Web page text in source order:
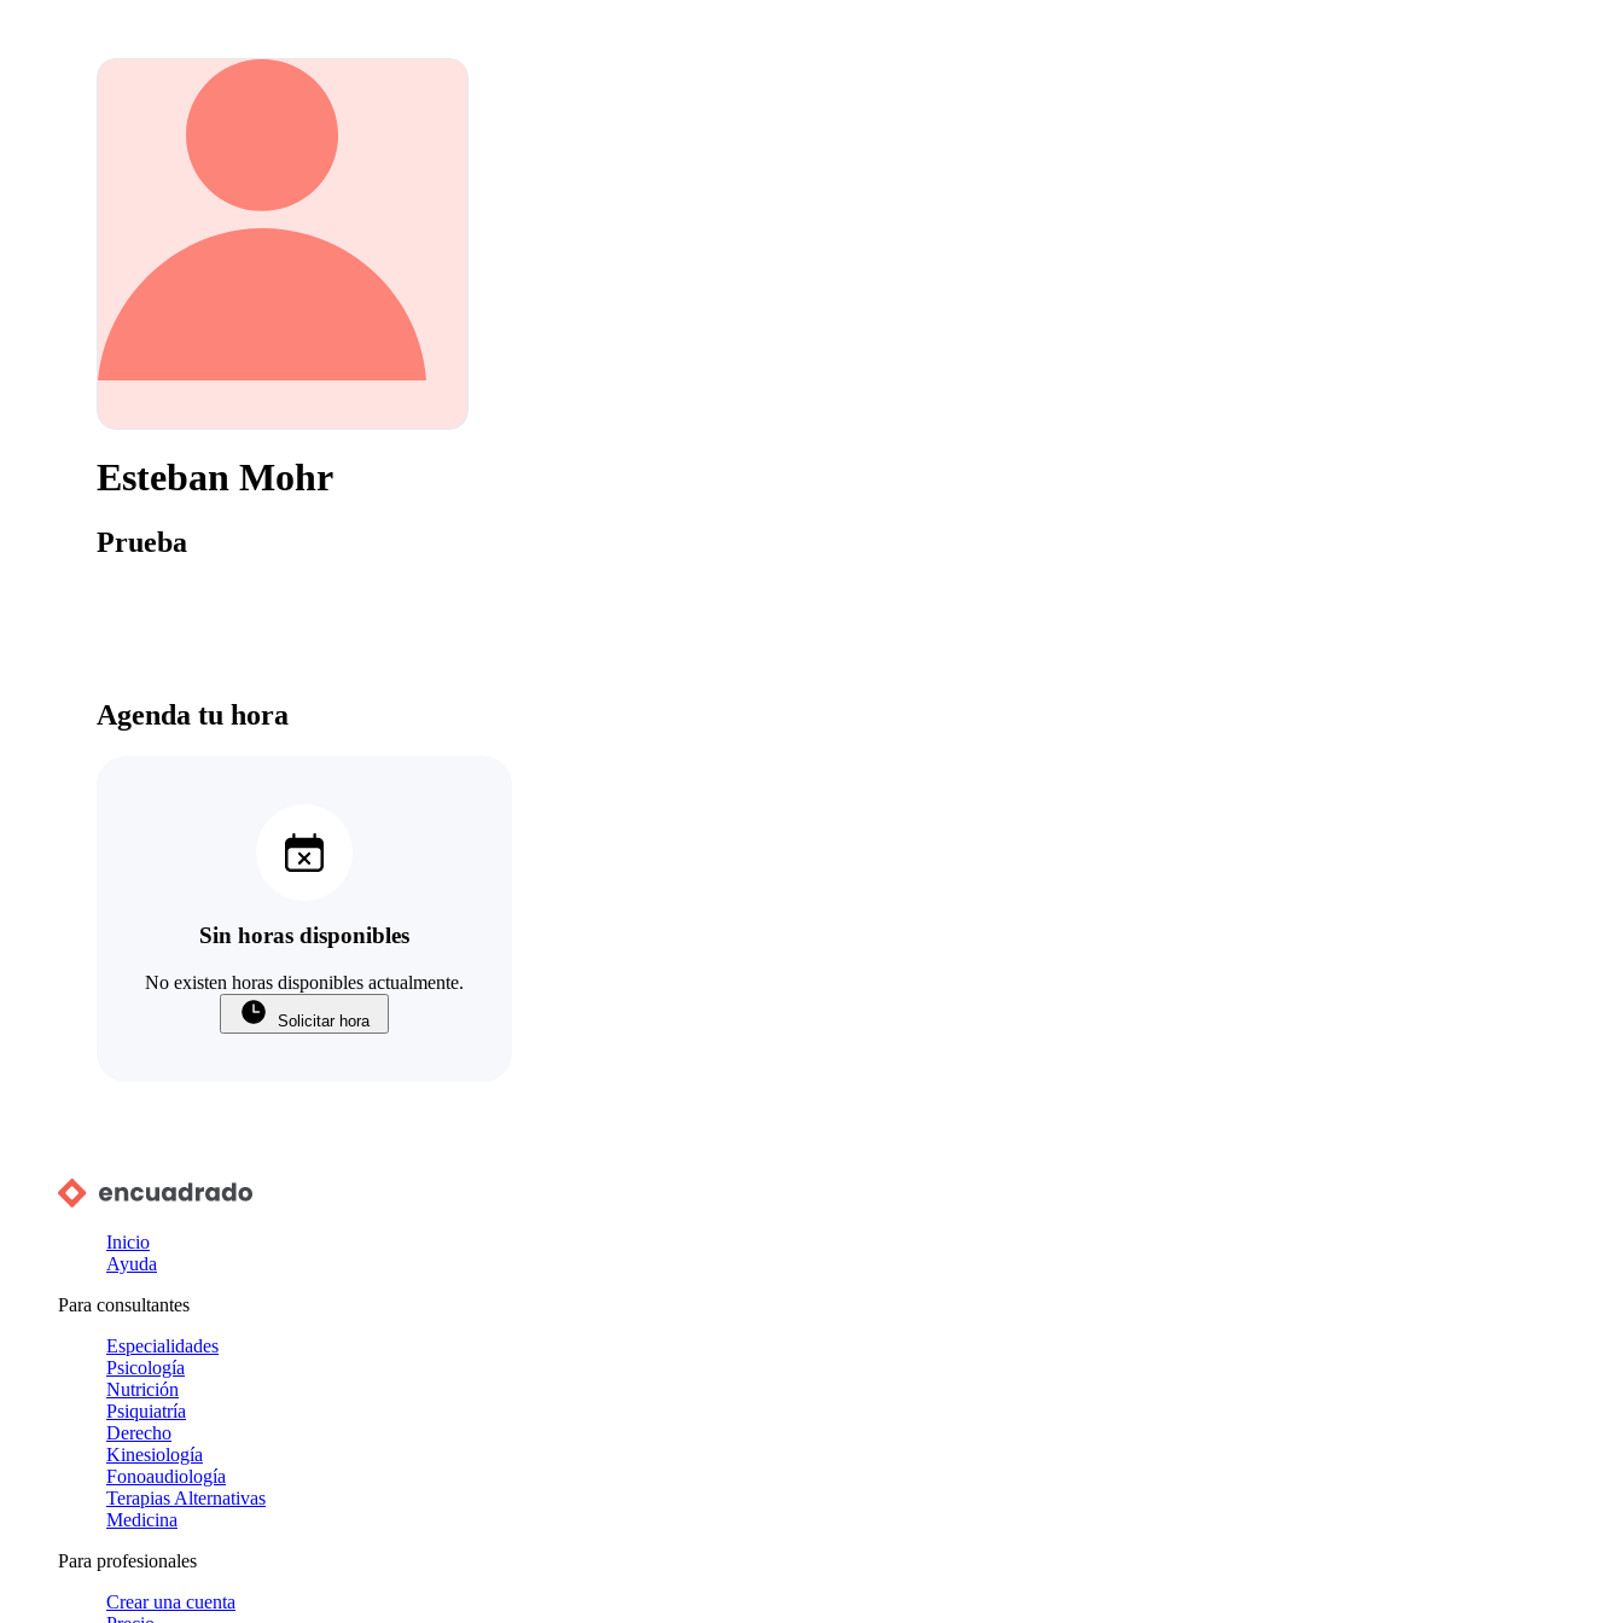
Esteban Mohr
Prueba
Agenda tu hora
Sin horas disponibles
No existen horas disponibles actualmente.
Solicitar hora
Inicio
Ayuda
Para consultantes
Especialidades
Psicología
Nutrición
Psiquiatría
Derecho
Kinesiología
Fonoaudiología
Terapias Alternativas
Medicina
Para profesionales
Crear una cuenta